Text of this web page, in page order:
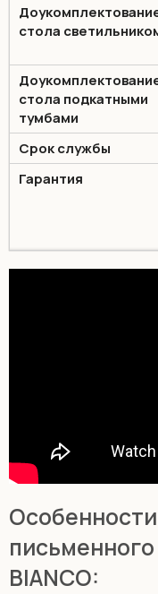
стола
стола подкатными
тумбами
Срок службы
Гарантия
письменного
BIANCO: